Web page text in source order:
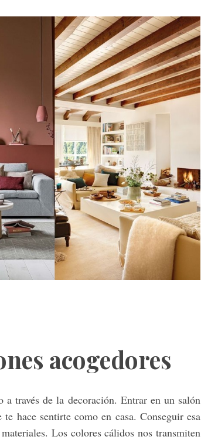
acogedores
través de la decoración. Entrar en un salón
hace sentirte como en casa. Conseguir esa
Los colores cálidos nos transmiten